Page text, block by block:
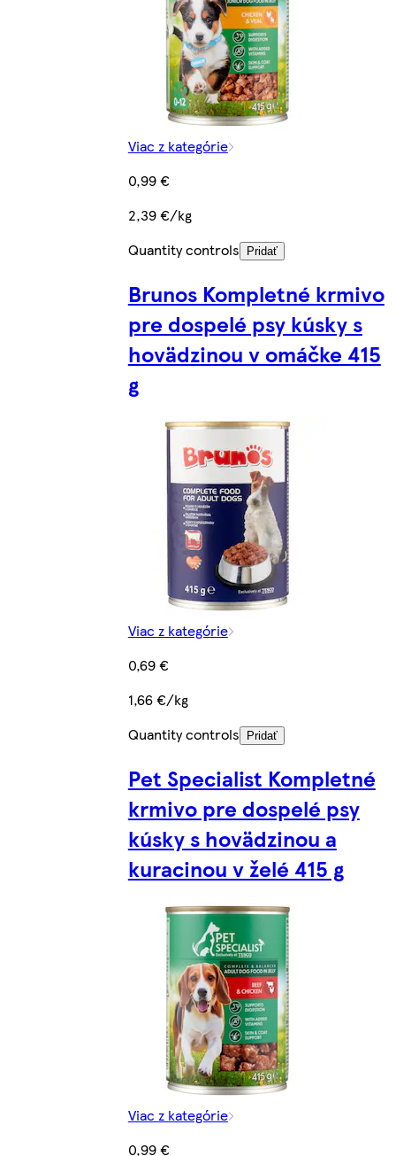
Viac z kategórie
0,99 €
2,39 €/kg
Quantity controls
Pridať
Brunos Kompletné krmivo
pre dospelé psy kúsky s
hovädzinou v omáčke 415
g
Viac z kategórie
0,69 €
1,66 €/kg
Quantity controls
Pridať
Pet Specialist Kompletné
krmivo pre dospelé psy
kúsky s hovädzinou a
kuracinou v želé 415 g
Viac z kategórie
0,99 €